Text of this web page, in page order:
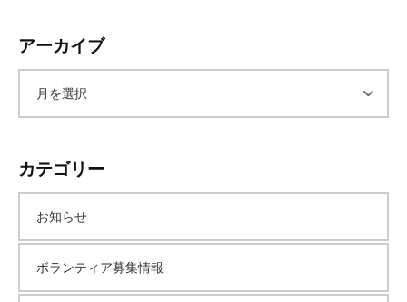
アーカイブ
カ
イ
ブ
カテゴリー
お知らせ
ボランティア募集情報